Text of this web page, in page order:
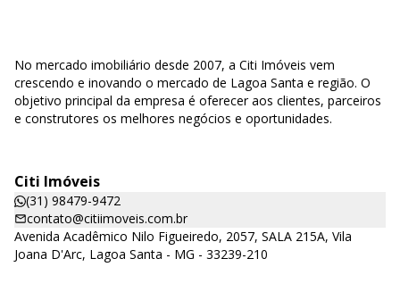
No mercado imobiliário desde 2007, a Citi Imóveis vem
crescendo e inovando o mercado de Lagoa Santa e região. O
objetivo principal da empresa é oferecer aos clientes, parceiros
e construtores os melhores negócios e oportunidades.
Citi Imóveis
(31) 98479-9472
contato@citiimoveis.com.br
Avenida Acadêmico Nilo Figueiredo, 2057, SALA 215A, Vila
Joana D'Arc, Lagoa Santa - MG - 33239-210